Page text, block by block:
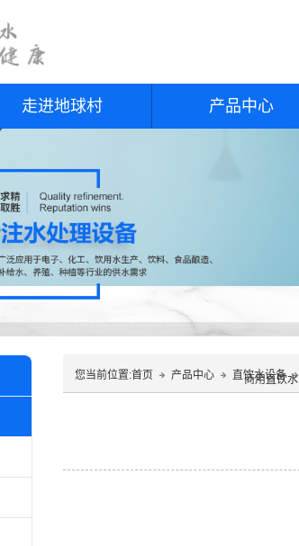
走进地球村 产品中心
您当前位置:首页 产品中心 直饮水设备
商用直饮水